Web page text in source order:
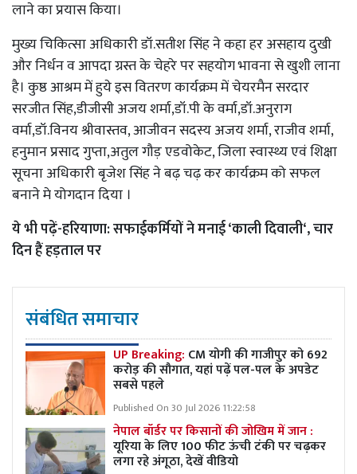
लाने का प्रयास किया।
मुख्य चिकित्सा अधिकारी डॉ.सतीश सिंह ने कहा हर असहाय दुखी
और निर्धन व आपदा ग्रस्त के चेहरे पर सहयोग भावना से खुशी लाना
है। कुष्ठ आश्रम में हुये इस वितरण कार्यक्रम में चेयरमैन सरदार
सरजीत सिंह,डीजीसी अजय शर्मा,डॉ.पी के वर्मा,डॉ.अनुराग
वर्मा,डॉ.विनय श्रीवास्तव, आजीवन सदस्य अजय शर्मा, राजीव शर्मा,
हनुमान प्रसाद गुप्ता,अतुल गौड़ एडवोकेट, जिला स्वास्थ्य एवं शिक्षा
सूचना अधिकारी बृजेश सिंह ने बढ़ चढ़ कर कार्यक्रम को सफल
बनाने मे योगदान दिया ।
ये भी पढ़ें-हरियाणा: सफाईकर्मियों ने मनाई ‘काली दिवाली‘, चार
दिन हैं हड़ताल पर
संबंधित समाचार
UP Breaking: CM योगी की गाजीपुर को 692
करोड़ की सौगात, यहां पढ़ें पल-पल के अपडेट
सबसे पहले
Published On 30 Jul 2026 11:22:58
नेपाल बॉर्डर पर किसानों की जोखिम में जान :
यूरिया के लिए 100 फीट ऊंची टंकी पर चढ़कर
लगा रहे अंगूठा, देखें वीडियो